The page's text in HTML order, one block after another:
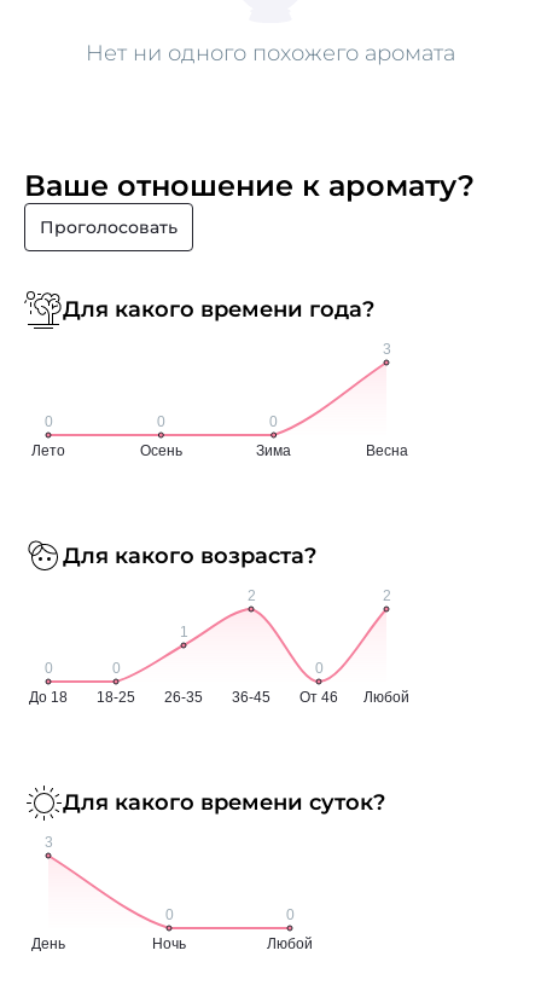
Нет ни одного похожего аромата
Ваше отношение к аромату?
Проголосовать
Для какого времени года?
Для какого возраста?
Для какого времени суток?